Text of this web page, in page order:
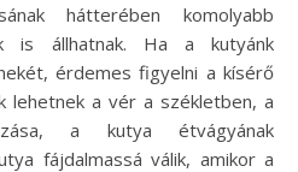
hátterében komolyabb
is állhatnak. Ha a kutyánk
érdemes figyelni a kísérő
lehetnek a vér a székletben, a
a kutya étvágyának
fájdalmassá válik, amikor a